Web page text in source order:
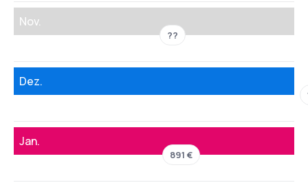
Nov.
??
Dez.
Jan.
891 €